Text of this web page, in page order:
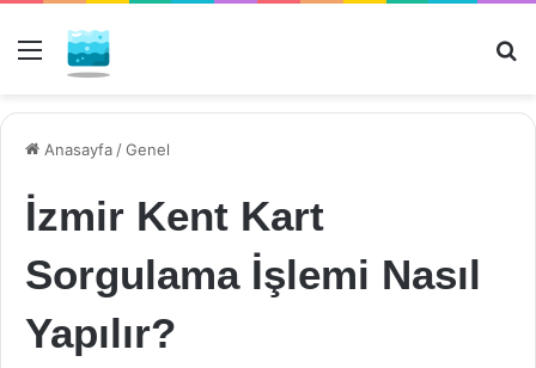
Menü
Anasayfa /Genel
İzmir Kent Kart
Sorgulama İşlemi Nasıl
Yapılır?